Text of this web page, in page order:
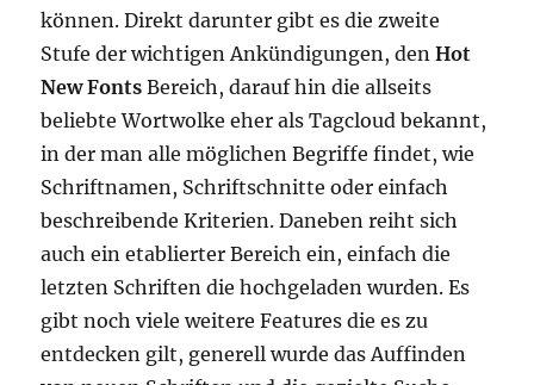
können. Direkt darunter gibt es die zweite
Stufe der wichtigen Ankündigungen, denHot
New Fonts Bereich, darauf hin die allseits
beliebte Wortwolke eher als Tagcloud bekannt,
in der man alle möglichen Begriffe findet, wie
Schriftnamen, Schriftschnitte oder einfach
beschreibende Kriterien. Daneben reiht sich
auch ein etablierter Bereich ein, einfach die
letzten Schriften die hochgeladen wurden. Es
gibt noch viele weitere Features die es zu
entdecken gilt, generell wurde das Auffinden